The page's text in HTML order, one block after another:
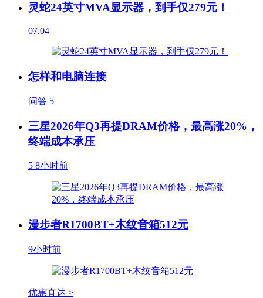
灵蛇24英寸MVA显示器，到手仅279元！
07.04
怎样和电脑连接
问答 5
三星2026年Q3再提DRAM价格，最高涨20%，
终端成本承压
5 8小时前
漫步者R1700BT+木纹音箱512元
9小时前
优惠直达 >